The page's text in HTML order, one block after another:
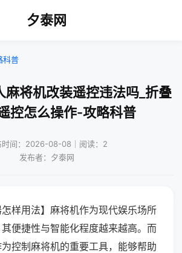
夕泰网
科普
麻将机改装遥控违法吗_折叠
控怎么操作-攻略科普
时间：2026-08-08｜阅读：2
发布者：夕泰网
怎样用法】麻将机作为现代娱乐场所
便捷性与智能化程度越来越高。而
控制麻将机的重要工具，能够帮助